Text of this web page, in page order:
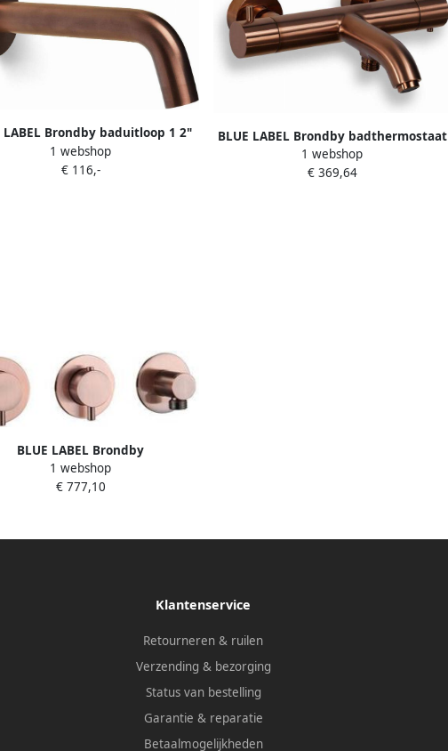
LABEL Brondby baduitloop 1 2"
lengte 100-180mm met
rozet geborsteld brons
1 webshop
€ 116,-
BLUE LABEL Brondby badthermostaat
15cm geborsteld brons FK-8077-BR
1 webshop
€ 369,64
BLUE LABEL Brondby
met 3-weg
inbouw + afbouwdeel ronde
1 webshop
€ 777,10
Klantenservice
Retourneren & ruilen
Verzending & bezorging
Status van bestelling
Garantie & reparatie
Betaalmogelijkheden